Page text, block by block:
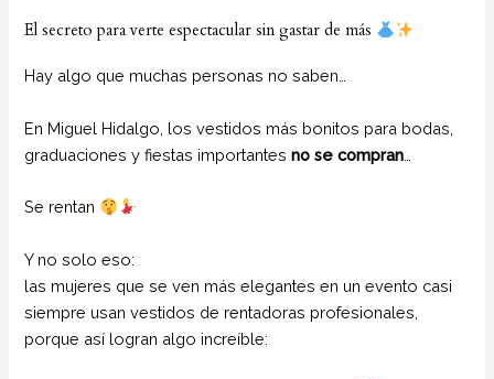
El secreto para verte espectacular sin gastar de más
Hay algo que muchas personas no saben…
En Miguel Hidalgo, los vestidos más bonitos para bodas,
graduaciones y fiestas importantesno se compran
Se rentan
Y no solo eso:
las mujeres que se ven más elegantes en un evento casi
siempre usan vestidos de rentadoras profesionales,
porque así logran algo increíble: